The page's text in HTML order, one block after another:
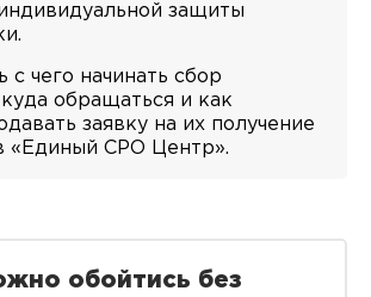
защиты
с чего начинать сбор
обращаться и как
заявку на их получение
«Единый СРО Центр».
обойтись без